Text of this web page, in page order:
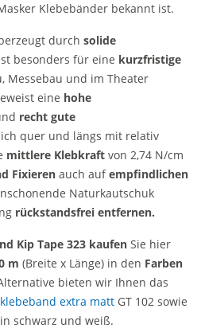
Klebebänder bekannt ist.
durch solide
besonders für eine kurzfristige
Messebau und im Theater
eine hohe
recht gute
quer und längs mit relativ
mittlere Klebkraft von 2,74 N/cm
Fixieren auch aufempfindlichen
Naturkautschuk
rückstandsfrei entfernen.
Kip Tape 323 kaufen Sie hier
m (Breite x Länge) in den Farben
bieten wir Ihnen das
extra matt GT 102 sowie
schwarz und weiß.